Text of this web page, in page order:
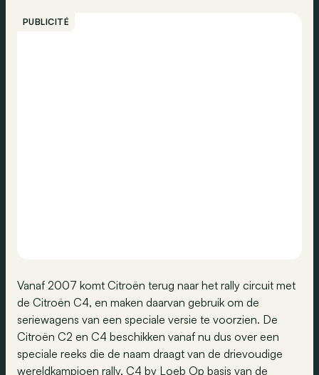
PUBLICITÉ
Vanaf 2007 komt Citroën terug naar het rally circuit met
de Citroën C4, en maken daarvan gebruik om de
seriewagens van een speciale versie te voorzien. De
Citroën C2 en C4 beschikken vanaf nu dus over een
speciale reeks die de naam draagt van de drievoudige
wereldkampioen rally. C4 by Loeb Op basis van de